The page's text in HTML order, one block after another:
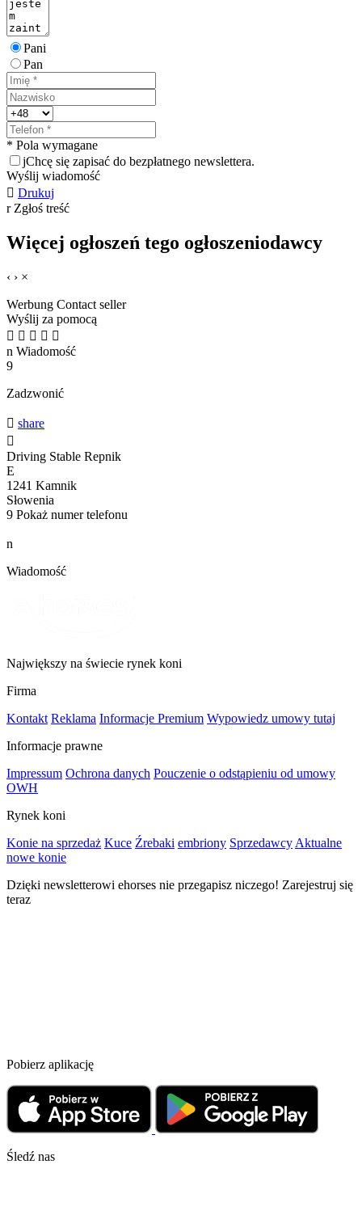
Pani
Pan
* Pola wymagane
jChcę się zapisać do bezpłatnego newslettera.
Wyślij wiadomość
 Drukuj
r Zgłoś treść
Więcej ogłoszeń tego ogłoszeniodawcy
‹ › ×
Werbung Contact seller
Wyślij za pomocą
    
n Wiadomość
9
Zadzwonić
 share

Driving Stable Repnik
E
1241 Kamnik
Słowenia
9 Pokaż numer telefonu
n
Wiadomość
Największy na świecie rynek koni
Firma
Kontakt Reklama Informacje Premium Wypowiedz umowy tutaj
Informacje prawne
Impressum Ochrona danych Pouczenie o odstąpieniu od umowy
OWH
Rynek koni
Konie na sprzedaż Kuce Źrebaki embriony Sprzedawcy Aktualne
nowe konie
Dzięki newsletterowi ehorses nie przegapisz niczego! Zarejestruj się
teraz
Pobierz aplikację
Śledź nas